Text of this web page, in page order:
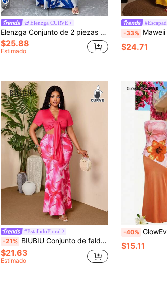
7
Elenzga CURVE
Elenzga Conjunto de 2 piezas talla grande: Top bandeau azul elegante con nudo y falda maxi plisada, estilo de vacaciones para el verano
$25.88
Estimado
-33% Maweii Conjunto casual de 2 piezas para mujer
$24.71
#EstallidoFloral
-21% BIUBIU Conjunto de falda maxi con estampado floral rosa intenso y top corto con escote en V profundo y lazo delantero para mujer talla grande, elegante para vacaciones de verano
$21.63
Estimado
-40% GlowEve CURVE 2 piezas Conjunto de
$15.11